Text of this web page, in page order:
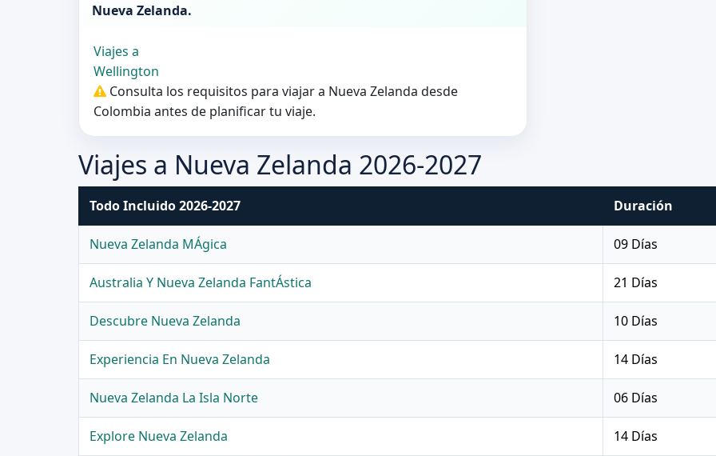
Nueva Zelanda.
Viajes a
Wellington
Consulta los requisitos para viajar a Nueva Zelanda desde
Colombia antes de planificar tu viaje.
Viajes a Nueva Zelanda 2026-2027
Todo Incluido 2026-2027 Duración
Nueva Zelanda MÁgica 09 Días
Australia Y Nueva Zelanda FantÁstica 21 Días
Descubre Nueva Zelanda 10 Días
Experiencia En Nueva Zelanda 14 Días
Nueva Zelanda La Isla Norte 06 Días
Explore Nueva Zelanda 14 Días